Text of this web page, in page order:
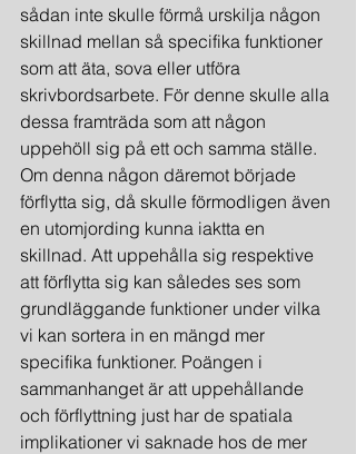
sådan inte skulle förmå urskilja någon
skillnad mellan så specifika funktioner
som att äta, sova eller utföra
skrivbordsarbete. För denne skulle alla
dessa framträda som att någon
uppehöll sig på ett och samma ställe.
Om denna någon däremot började
förflytta sig, då skulle förmodligen även
en utomjording kunna iaktta en
skillnad. Att uppehålla sig respektive
att förflytta sig kan således ses som
grundläggande funktioner under vilka
vi kan sortera in en mängd mer
specifika funktioner. Poängen i
sammanhanget är att uppehållande
och förflyttning just har de spatiala
implikationer vi saknade hos de mer